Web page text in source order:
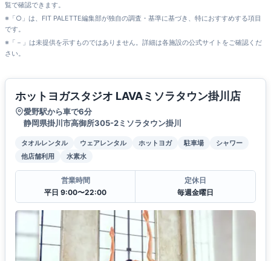
覧で確認できます。
※「○」は、FIT PALETTE編集部が独自の調査・基準に基づき、特におすすめする項目
です。
※「－」は未提供を示すものではありません。詳細は各施設の公式サイトをご確認くだ
さい。
ホットヨガスタジオ LAVAミソラタウン掛川店
愛野駅から車で6分
静岡県掛川市高御所305-2ミソラタウン掛川
タオルレンタル ウェアレンタル ホットヨガ 駐車場
シャワー
他店舗利用
水素水
営業時間
平日 9:00〜22:00
定休日
毎週金曜日